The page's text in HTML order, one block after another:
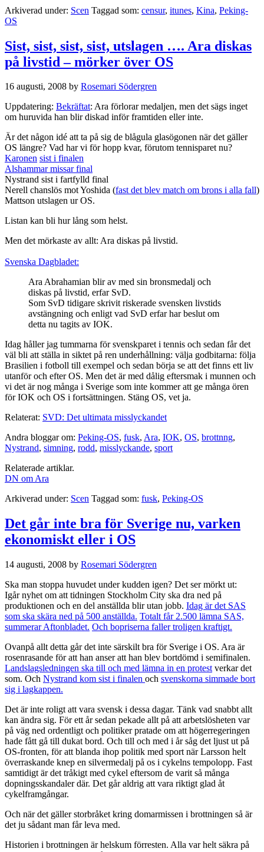
Arkiverad under: Scen Taggad som: censur, itunes, Kina, Peking-
OS
Sist, sist, sist, sist, utslagen …. Ara diskas
på livstid – mörker över OS
16 augusti, 2008 by Rosemari Södergren
Uppdatering: Bekräftat: Ara förlorar medaljen, men det sägs inget
om huruvida han blir diskad inför framtiden eller inte.
Är det någon idé att ta på sig de blågula glasögonen när det gäller
OS längre? Vad har vi för hopp kvar, förutom tennisparet nu?
Karonen sist i finalen
Alshammar missar final
Nystrand sist i fartfylld final
Nerell chanslös mot Yoshida (fast det blev match om brons i alla fall)
Mattson utslagen ur OS.
Listan kan bli hur lång som helst.
Men det mörkaste av allt: Ara diskas på livstid.
Svenska Dagbladet:
Ara Abrahamian blir av med sin bronsmedalj och
diskas på livstid, erfar SvD.
Som SvD tidigare skrivit riskerade svensken livstids
avstängning och enligt vad SvD erfar har beslut om
detta nu tagits av IOK.
Idag håller jag tummarna för svenskparet i tennis och sedan får det
väl bli att ställa in siktet på ren underhållning: välja godbitarna: följa
Brasilien i fotboll till exempel och sedan börja se att det finns ett liv
utanför och efter OS. Men det är med dålig eftersmak i munnen och
vi det är nog många i Sverige som inte kommer att ge många ören
för IOK och OS i fortsättningen. Stäng OS, vet ja.
Relaterat: SVD: Det ultimata misslyckandet
Andra bloggar om: Peking-OS, fusk, Ara, IOK, OS, brottnng,
Nystrand, simning, rodd, misslyckande, sport
Relaterade artiklar.
DN om Ara
Arkiverad under: Scen Taggad som: fusk, Peking-OS
Det går inte bra för Sverige nu, varken
ekonomiskt eller i OS
14 augusti, 2008 by Rosemari Södergren
Ska man stoppa huvudet under kudden igen? Det ser mörkt ut:
Igår nyhet om att tidningen Stockholm City ska dra ned på
produktionen och en del anställda blir utan jobb. Idag är det SAS
som ska skära ned på 500 anställda. Totalt får 2.500 lämna SAS,
summerar Aftonbladet. Och bopriserna faller troligen kraftigt.
Ovanpå allt detta går det inte särskilt bra för Sverige i OS. Ara är
rosenrasande för att han anser att han blev bortdömd i semifinalen.
Landslagsledningen ska till och med lämna in en protest verkar det
som. Och Nystrand kom sist i finalen och svenskorna simmade bort
sig i lagkappen.
Det är inte roligt att vara svensk i dessa dagar. Tänk vad snabbt allt
kan ändra sig. För ett år sedan pekade allt på att arbetslösheten var
på väg ned ordentligt och politiker pratade om att högerregeringen
hade fått gå till dukat bord. Och till och med i år såg det ljust ut på
OS-fronten, för att blanda ihop politik med sport när Larsson helt
överraskande knep en silvermedalj på os i cykelns tempolopp. Fast
samtidigt är det tråkigt med cykel eftersom de varit så många
dopningsskandaler där. Det går aldrig att vara riktigt glad åt
cykelframgångar.
Och när det gäller storbråket kring domarmissen i brottningen så är
det ju sådant man får leva med.
Historien i brottningen är helskum förresten. Alla var helt säkra på